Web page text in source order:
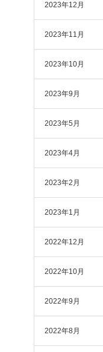
2023年12月
2023年11月
2023年10月
2023年9月
2023年5月
2023年4月
2023年2月
2023年1月
2022年12月
2022年10月
2022年9月
2022年8月